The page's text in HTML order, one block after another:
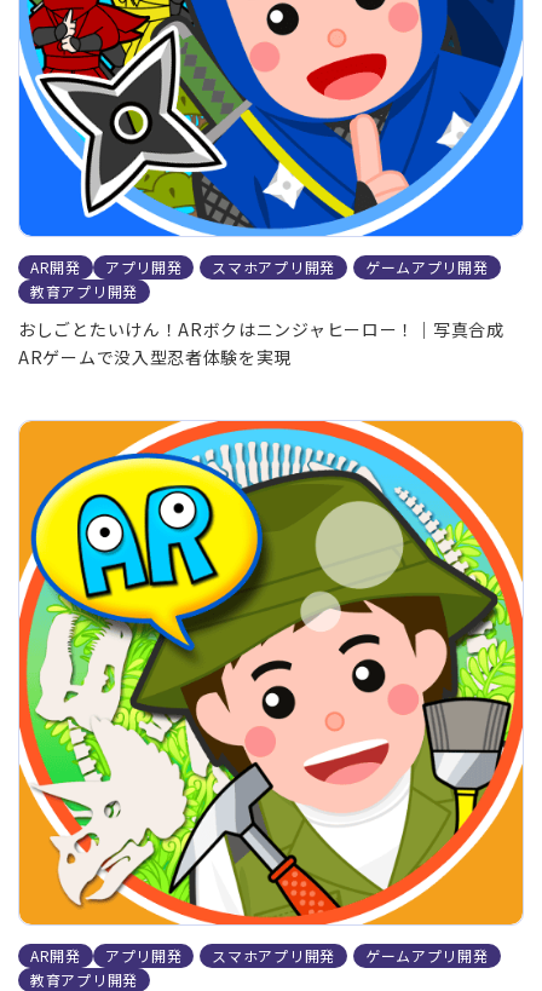
AR開発 アプリ開発 スマホアプリ開発
ゲームアプリ開発
教育アプリ開発
おしごとたいけん！ARボクはニンジャヒーロー！｜写真合成
ARゲームで没入型忍者体験を実現
AR開発 アプリ開発 スマホアプリ開発
ゲームアプリ開発
教育アプリ開発